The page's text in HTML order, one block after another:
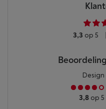
3,3 op 5
Design
3,8 op 5